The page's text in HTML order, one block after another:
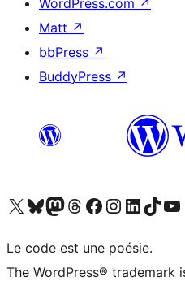
WordPress.com ↗
Matt ↗
bbPress ↗
BuddyPress ↗
Visitez notre compte X (précédemment Twitter)
Visiter notre compte Bluesky
Visiter notre compte Mastodon
Visiter notre compte Threads
Consulter notre compte Facebook
Consulter notre compte
Consulter notre compte
Visiter notre compte
Visiter
Le code est une poésie.
The WordPress®